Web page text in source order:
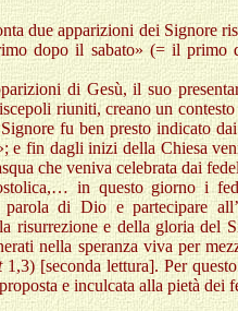
due apparizioni dei Signore
dopo il sabato» (= il primo
di Gesù, il suo
riuniti, creano un
fu ben presto indicato
e fin dagli inizi della Chiesa
che veniva celebrata dai
in questo giorno i
parola di Dio e partecipare
risurrezione e della gloria del
nella speranza viva per
1,3) [seconda lettura]. Per
e inculcata alla pietà dei